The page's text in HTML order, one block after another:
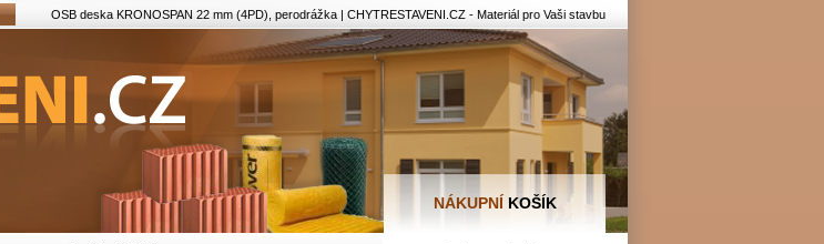
OSB deska KRONOSPAN 22 mm (4PD), perodrážka | CHYTRESTAVENI.CZ - Materiál pro Vaši stavbu
NÁKUPNÍ KOŠÍK